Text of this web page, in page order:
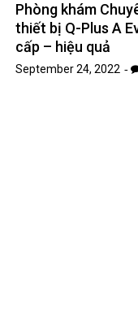
Phòng khám
thiết bị Q-Plus A
cấp – hiệu quả
September 24, 2022